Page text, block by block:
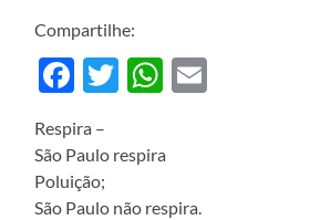
Compartilhe:
Facebook
TwitterWhatsApp
​Respira –
São Paulo respira
Poluição;
São Paulo não respira.